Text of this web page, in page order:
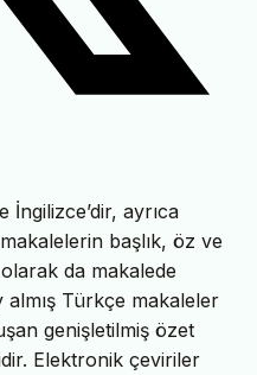
İngilizce’dir, ayrıca
başlık, öz ve
da makalede
Türkçe makaleler
genişletilmiş özet
Elektronik çeviriler